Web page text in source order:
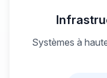
Systèmes à